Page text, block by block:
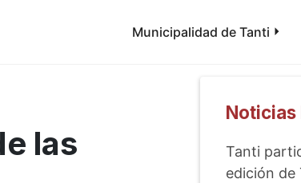
Municipalidad de Tanti
las
Noticias
Tanti
edición de